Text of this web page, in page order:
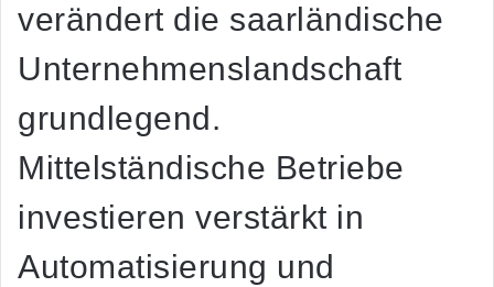
verändert die saarländische
Unternehmenslandschaft
grundlegend.
Mittelständische Betriebe
investieren verstärkt in
Automatisierung und